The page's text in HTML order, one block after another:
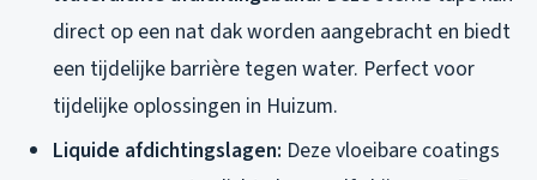
direct op een nat dak worden aangebracht en biedt
een tijdelijke barrière tegen water. Perfect voor
tijdelijke oplossingen in Huizum.
Liquide afdichtingslagen: Deze vloeibare coatings